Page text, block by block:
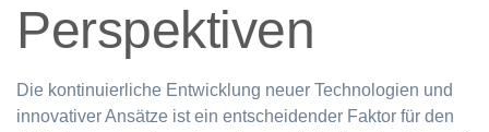
Perspektiven
Die kontinuierliche Entwicklung neuer Technologien und
innovativer Ansätze ist ein entscheidender Faktor für den